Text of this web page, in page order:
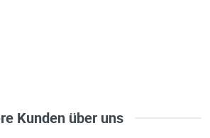
Kunden über uns